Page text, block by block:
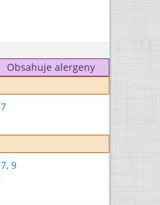
Obsahuje alergeny
7
7, 9